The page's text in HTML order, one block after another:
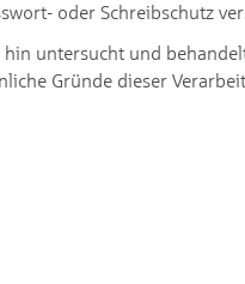
oder Schreibschutz
untersucht und
Gründe dieser